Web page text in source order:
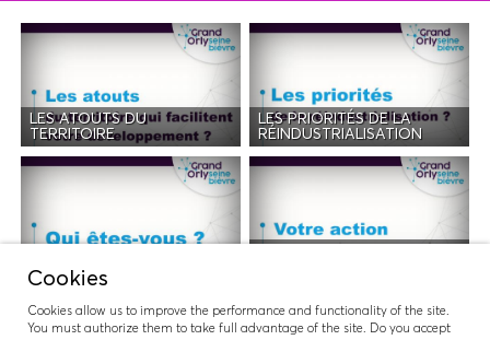
LES ATOUTS DU
TERRITOIRE
LES PRIORITÉS DE LA
RÉINDUSTRIALISATION
QUI ÊTES-VOUS ?
Cookies
Cookies allow us to improve the performance and functionality of the site.
You must authorize them to take full advantage of the site. Do you accept